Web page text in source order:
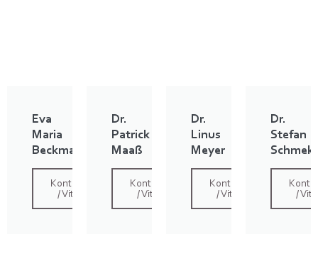
Eva
Maria
Beckmann
Kontakt
/ Vita
Dr.
Patrick
Maaß
Kontakt
/ Vita
Dr.
Linus
Meyer
Kontakt
/ Vita
Dr.
Stefan
/ Vita